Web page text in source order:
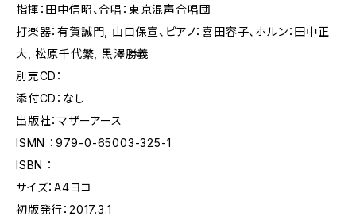
指揮：田中信昭、合唱：東京混声合唱団
打楽器：有賀誠門, 山口保宣、ピアノ：喜田容子、ホルン：田中正
大, 松原千代繁, 黒澤勝義
別売CD：
添付CD：なし
出版社：マザーアース
ISMN ：979-0-65003-325-1
ISBN ：
サイズ：A4ヨコ
初版発行：2017.3.1